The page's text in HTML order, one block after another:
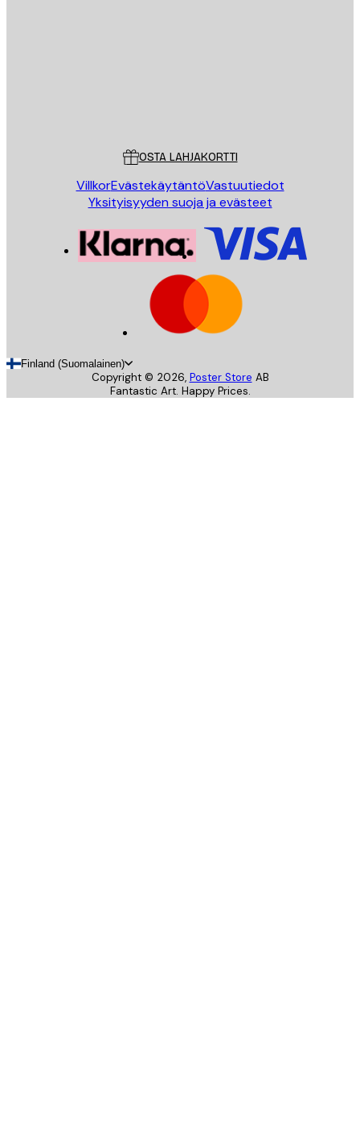
OSTA LAHJAKORTTI
VillkorEvästekäytäntöVastuutiedot
Yksityisyyden suoja ja evästeet
Finland (Suomalainen)
Copyright © 2026, Poster Store AB
Fantastic Art. Happy Prices.